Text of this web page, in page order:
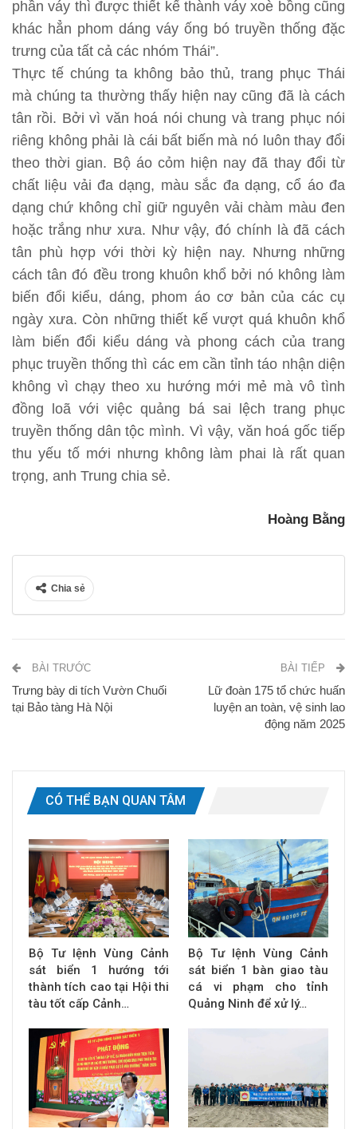
phần váy thì được thiết kế thành váy xoè bồng cũng
khác hẳn phom dáng váy ống bó truyền thống đặc
trưng của tất cả các nhóm Thái”.
Thực tế chúng ta không bảo thủ, trang phục Thái
mà chúng ta thường thấy hiện nay cũng đã là cách
tân rồi. Bởi vì văn hoá nói chung và trang phục nói
riêng không phải là cái bất biến mà nó luôn thay đổi
theo thời gian. Bộ áo cỏm hiện nay đã thay đổi từ
chất liệu vải đa dạng, màu sắc đa dạng, cổ áo đa
dạng chứ không chỉ giữ nguyên vải chàm màu đen
hoặc trắng như xưa. Như vậy, đó chính là đã cách
tân phù hợp với thời kỳ hiện nay. Nhưng những
cách tân đó đều trong khuôn khổ bởi nó không làm
biến đổi kiểu, dáng, phom áo cơ bản của các cụ
ngày xưa. Còn những thiết kế vượt quá khuôn khổ
làm biến đổi kiểu dáng và phong cách của trang
phục truyền thống thì các em cần tỉnh táo nhận diện
không vì chạy theo xu hướng mới mẻ mà vô tình
đồng loã với việc quảng bá sai lệch trang phục
truyền thống dân tộc mình. Vì vậy, văn hoá gốc tiếp
thu yếu tố mới nhưng không làm phai là rất quan
trọng, anh Trung chia sẻ.
Hoàng Bằng
Chia sẻ
BÀI TRƯỚC
Trưng bày di tích Vườn Chuối
tại Bảo tàng Hà Nội
BÀI TIẾP
Lữ đoàn 175 tổ chức huấn
luyện an toàn, vệ sinh lao
động năm 2025
CÓ THỂ BẠN QUAN TÂM
Bộ Tư lệnh Vùng Cảnh
sát biển 1 hướng tới
thành tích cao tại Hội thi
tàu tốt cấp Cảnh…
Bộ Tư lệnh Vùng Cảnh
sát biển 1 bàn giao tàu
cá vi phạm cho tỉnh
Quảng Ninh để xử lý…